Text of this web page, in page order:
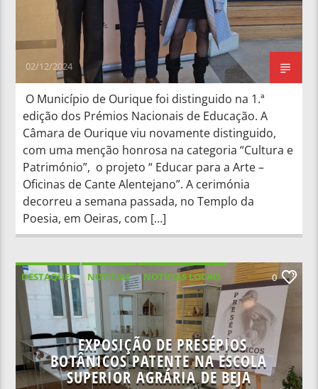
02/12/2024
O Município de Ourique foi distinguido na 1.ª
edição dos Prémios Nacionais de Educação. A
Câmara de Ourique viu novamente distinguido,
com uma menção honrosa na categoria “Cultura e
Património”, o projeto “ Educar para a Arte –
Oficinas de Cante Alentejano”. A cerimónia
decorreu a semana passada, no Templo da
Poesia, em Oeiras, com […]
DESTAQUES NOTICIAS
NOTÍCIAS LOCAIS
NOTÍCIAS NACIONAIS
0
EXPOSIÇÃO DE PRESÉPIOS
BOTÂNICOS PATENTE NA ESCOLA
SUPERIOR AGRÁRIA DE BEJA